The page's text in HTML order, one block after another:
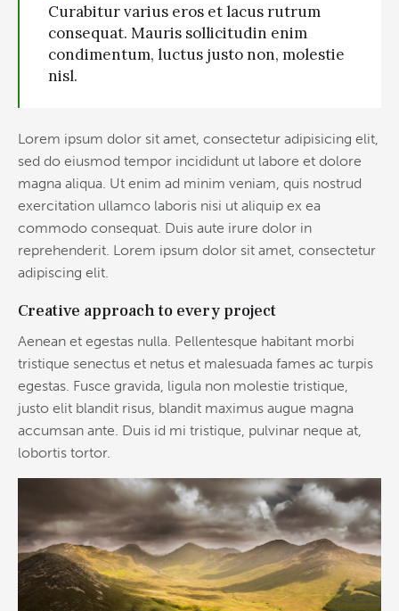
Curabitur varius eros et lacus rutrum
consequat. Mauris sollicitudin enim
condimentum, luctus justo non, molestie
nisl.
Lorem ipsum dolor sit amet, consectetur adipisicing elit,
sed do eiusmod tempor incididunt ut labore et dolore
magna aliqua. Ut enim ad minim veniam, quis nostrud
exercitation ullamco laboris nisi ut aliquip ex ea
commodo consequat. Duis aute irure dolor in
reprehenderit. Lorem ipsum dolor sit amet, consectetur
adipiscing elit.
Creative approach to every project
Aenean et egestas nulla. Pellentesque habitant morbi
tristique senectus et netus et malesuada fames ac turpis
egestas. Fusce gravida, ligula non molestie tristique,
justo elit blandit risus, blandit maximus augue magna
accumsan ante. Duis id mi tristique, pulvinar neque at,
lobortis tortor.